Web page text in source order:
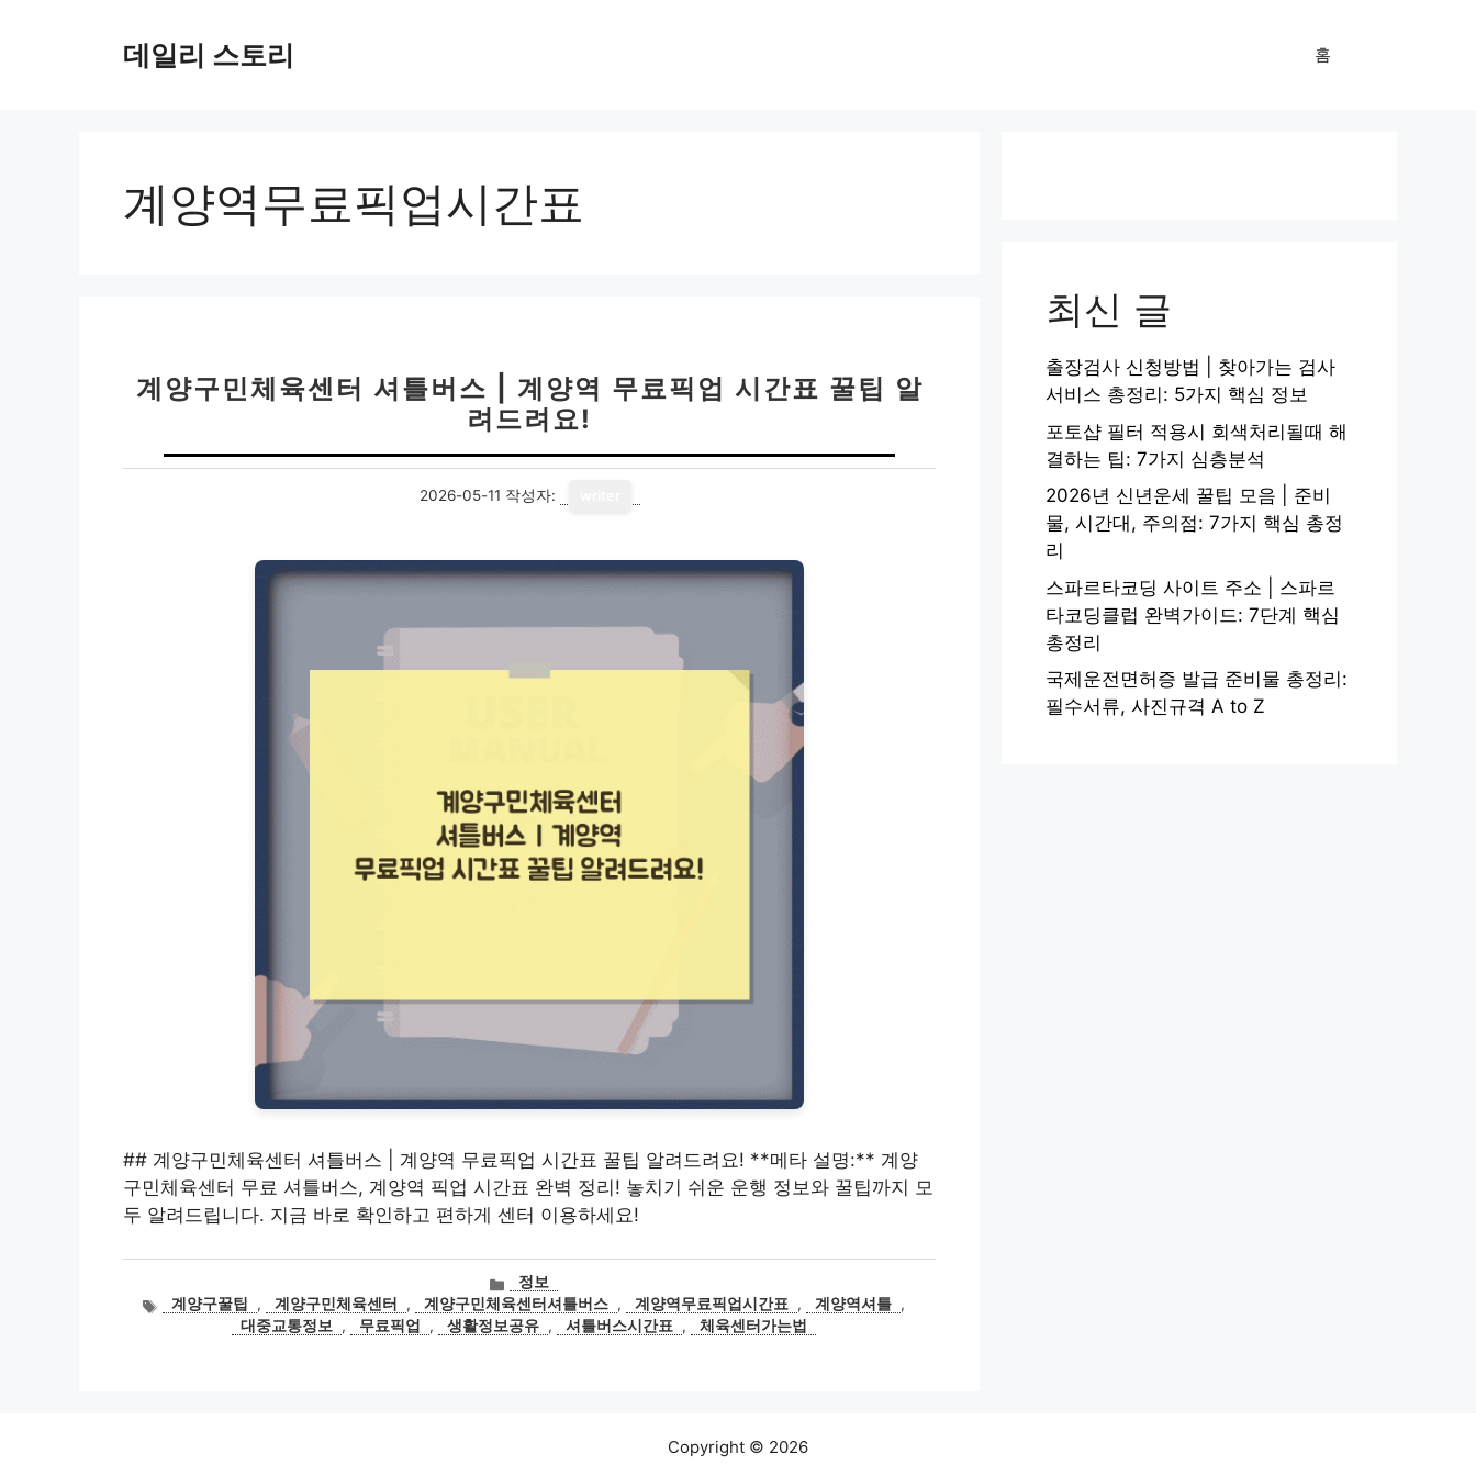
데일리 스토리 홈
계양역무료픽업시간표
계양구민체육센터 셔틀버스 | 계양역 무료픽업 시간표 꿀팁 알
려드려요!
2026-05-11 작성자:
## 계양구민체육센터 셔틀버스 | 계양역 무료픽업 시간표 꿀팁 알려드려요! **메타 설명:** 계양
구민체육센터 무료 셔틀버스, 계양역 픽업 시간표 완벽 정리! 놓치기 쉬운 운행 정보와 꿀팁까지 모
두 알려드립니다. 지금 바로 확인하고 편하게 센터 이용하세요!
카
테
고
정보
태계양구꿀팁 , 계양구민체육센터 , 계양구민체육센터셔틀버스 , 계양역무료픽업시간표 , 계양역셔틀 ,
대중교통정보
, 무료픽업 , 생활정보공유 , 셔틀버스시간표 , 체육센터가는법
최신 글
출장검사 신청방법 | 찾아가는 검사
서비스 총정리: 5가지 핵심 정보
포토샵 필터 적용시 회색처리될때 해
결하는 팁: 7가지 심층분석
2026년 신년운세 꿀팁 모음 | 준비
물, 시간대, 주의점: 7가지 핵심 총정
리
스파르타코딩 사이트 주소 | 스파르
타코딩클럽 완벽가이드: 7단계 핵심
총정리
국제운전면허증 발급 준비물 총정리:
필수서류, 사진규격 A to Z
Copyright © 2026